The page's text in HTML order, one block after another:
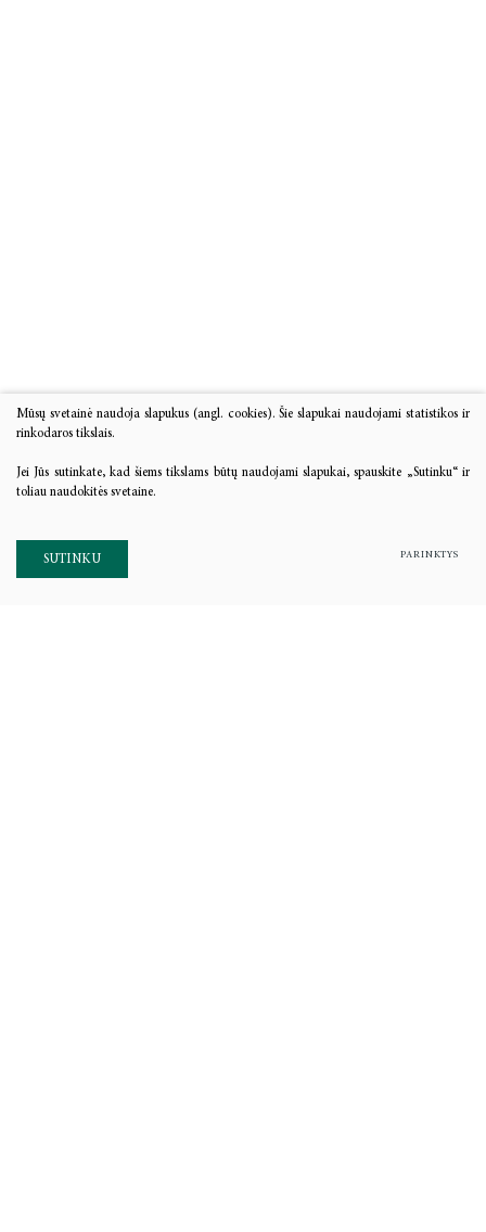
Mūsų svetainė naudoja slapukus (angl. cookies). Šie slapukai naudojami statistikos ir
rinkodaros tikslais.
Jei Jūs sutinkate, kad šiems tikslams būtų naudojami slapukai, spauskite „Sutinku“ ir
toliau naudokitės svetaine.
SUTINKU PARINKTYS